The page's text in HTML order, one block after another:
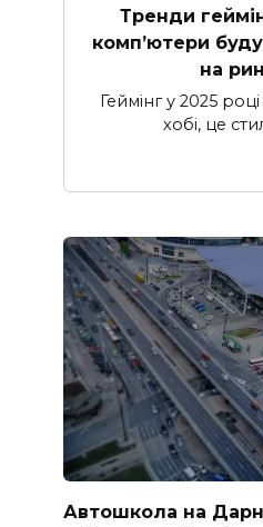
Тренди
комп’ютери
на
Геймінг у 2025
хобі, це
Автошкола на